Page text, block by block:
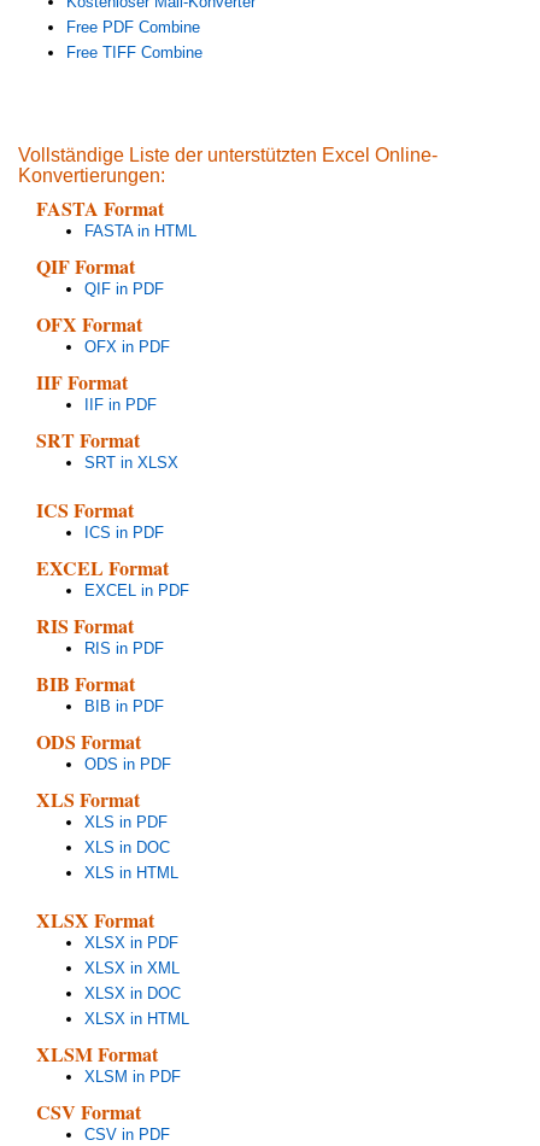
Free PDF Combine
Free TIFF Combine
Vollständige Liste der unterstützten Excel Online-
Konvertierungen:
FASTA Format
FASTA in HTML
QIF Format
QIF in PDF
OFX Format
OFX in PDF
IIF Format
IIF in PDF
SRT Format
SRT in XLSX
ICS Format
ICS in PDF
EXCEL Format
EXCEL in PDF
RIS Format
RIS in PDF
BIB Format
BIB in PDF
ODS Format
ODS in PDF
XLS Format
XLS in PDF
XLS in DOC
XLS in HTML
XLSX Format
XLSX in PDF
XLSX in XML
XLSX in DOC
XLSX in HTML
XLSM Format
XLSM in PDF
CSV Format
CSV in PDF